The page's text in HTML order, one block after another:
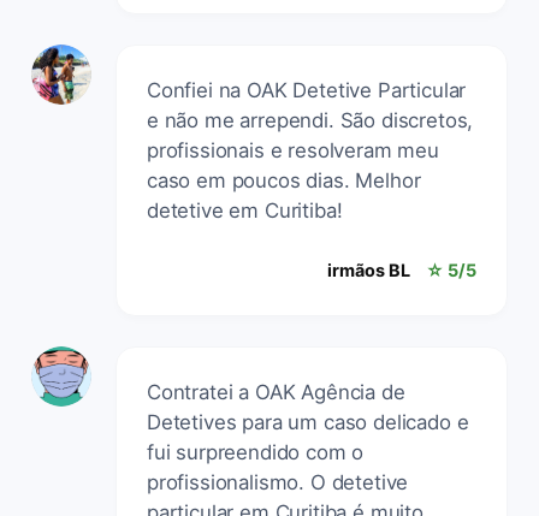
Confiei na OAK Detetive Particular
e não me arrependi. São discretos,
profissionais e resolveram meu
caso em poucos dias. Melhor
detetive em Curitiba!
irmãos BL ☆ 5/5
Contratei a OAK Agência de
Detetives para um caso delicado e
fui surpreendido com o
profissionalismo. O detetive